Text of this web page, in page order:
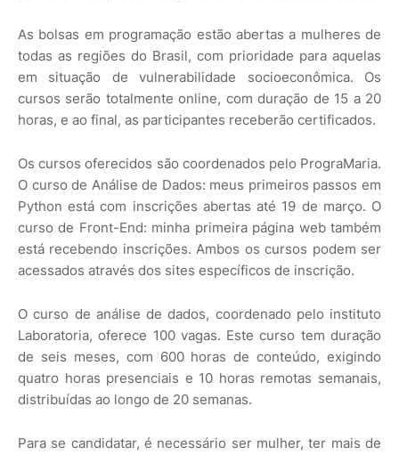
As bolsas em programação estão abertas a mulheres de
todas as regiões do Brasil, com prioridade para aquelas
em situação de vulnerabilidade socioeconômica. Os
cursos serão totalmente online, com duração de 15 a 20
horas, e ao final, as participantes receberão certificados.
Os cursos oferecidos são coordenados pelo PrograMaria.
O curso de Análise de Dados: meus primeiros passos em
Python está com inscrições abertas até 19 de março. O
curso de Front-End: minha primeira página web também
está recebendo inscrições. Ambos os cursos podem ser
acessados através dos sites específicos de inscrição.
O curso de análise de dados, coordenado pelo instituto
Laboratoria, oferece 100 vagas. Este curso tem duração
de seis meses, com 600 horas de conteúdo, exigindo
quatro horas presenciais e 10 horas remotas semanais,
distribuídas ao longo de 20 semanas.
Para se candidatar, é necessário ser mulher, ter mais de